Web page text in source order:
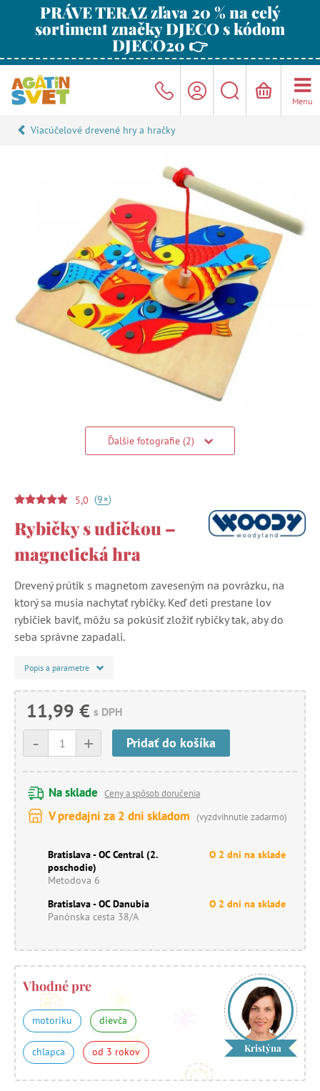
PRÁVE TERAZ zľava 20 % na celý
sortiment značky DJECO s kódom
DJECO20 👉
Menu
Viacúčelové drevené hry a hračky
Ďalšie fotografie (2)
5,0 (9+)
Rybičky s udičkou –
magnetická hra
Drevený prútik s magnetom zaveseným na povrázku, na
ktorý sa musia nachytať rybičky. Keď deti prestane lov
rybičiek baviť, môžu sa pokúsiť zložiť rybičky tak, aby do
seba správne zapadali.
Popis a parametre
11,99 € s DPH
+
- Pridať do košíka
Na sklade Ceny a spôsob doručenia
V predajni za 2 dni skladom (vyzdvihnutie zadarmo)
Bratislava - OC Central (2.
poschodie)
Metodova 6
O 2 dni na sklade
Bratislava - OC Danubia
Panónska cesta 38/A
O 2 dni na sklade
Vhodné pre
motoriku dievča
chlapca od 3 rokov Kristýna